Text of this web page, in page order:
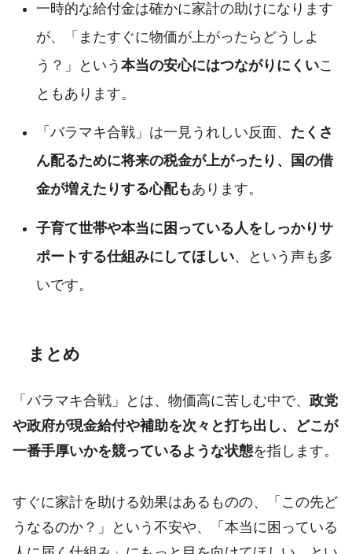
一時的な給付金は確かに家計の助けになります
が、「またすぐに物価が上がったらどうしよ
う？」という 本当の安心にはつながりにくいこ
ともあります。
「バラマキ合戦」は一見うれしい反面、 たくさ
ん配るために将来の税金が上がったり、国の借
金が増えたりする心配もあります。
子育て世帯や本当に困っている人をしっかりサ
ポートする仕組みにしてほしい、という声も多
いです。
まとめ
「バラマキ合戦」とは、物価高に苦しむ中で、 政党
や政府が現金給付や補助を次々と打ち出し、どこが
一番手厚いかを競っているような状態を指します。
すぐに家計を助ける効果はあるものの、「この先ど
うなるのか？」という不安や、「本当に困っている